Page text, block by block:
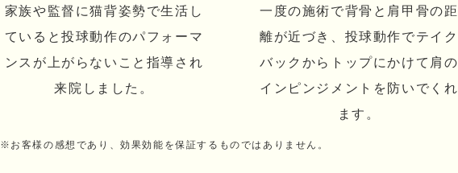
家族や監督に猫背姿勢で生活し
ていると投球動作のパフォーマ
ンスが上がらないこと指導され
来院しました。
一度の施術で背骨と肩甲骨の距
離が近づき、投球動作でテイク
バックからトップにかけて肩の
インピンジメントを防いでくれ
ます。
※お客様の感想であり、効果効能を保証するものではありません。